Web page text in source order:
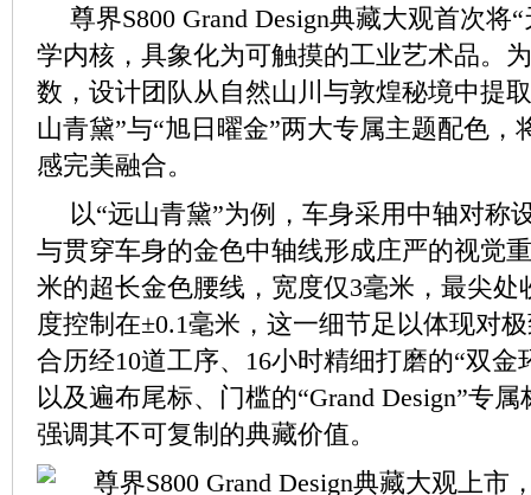
尊界S800 Grand Design典藏大观首次将
学内核，具象化为可触摸的工业艺术品。
数，设计团队从自然山川与敦煌秘境中提
山青黛”与“旭日曜金”两大专属主题配色，
感完美融合。
以“远山青黛”为例，车身采用中轴对称
与贯穿车身的金色中轴线形成庄严的视觉
米的超长金色腰线，宽度仅3毫米，最尖处
度控制在±0.1毫米，这一细节足以体现对
合历经10道工序、16小时精细打磨的“双金
以及遍布尾标、门槛的“Grand Design”专
强调其不可复制的典藏价值。